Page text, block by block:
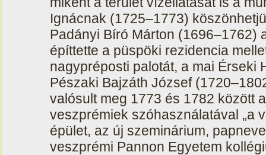
Ignácnak (1725–1773)
Padányi Bíró Márton (1696–1762)
építtette a püspöki rezidencia
nagypréposti palotát, a mai Érseki
Pészaki Bajzáth József
valósult meg 1773 és 1782 között
veszprémiek szóhasználatával „a
épület, az új szeminárium,
veszprémi Pannon Egyetem